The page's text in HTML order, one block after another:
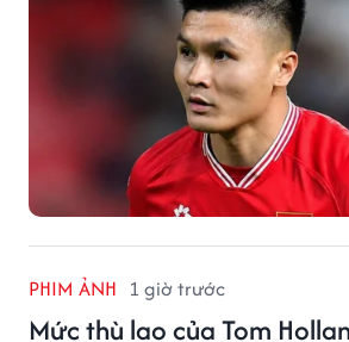
PHIM ẢNH 1 giờ trước
Mức thù lao của Tom